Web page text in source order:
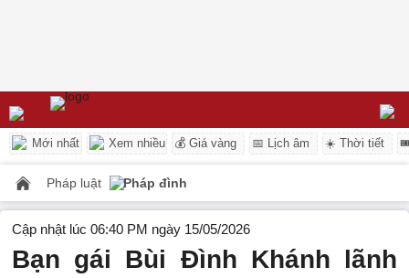
Mới nhất Xem nhiều 💰 Giá vàng 📅 Lịch âm ☀️ Thời tiết
Pháp luật Pháp đình
Cập nhật lúc 06:40 PM ngày 15/05/2026
Bạn gái Bùi Đình Khánh lãnh